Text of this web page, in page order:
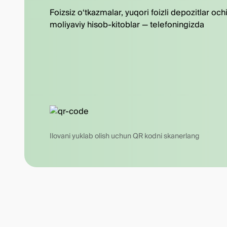
Foizsiz o‘tkazmalar, yuqori foizli depozitlar
moliyaviy hisob-kitoblar — telefoningizda
Ilovani yuklab olish uchun QR kodni skanerlang